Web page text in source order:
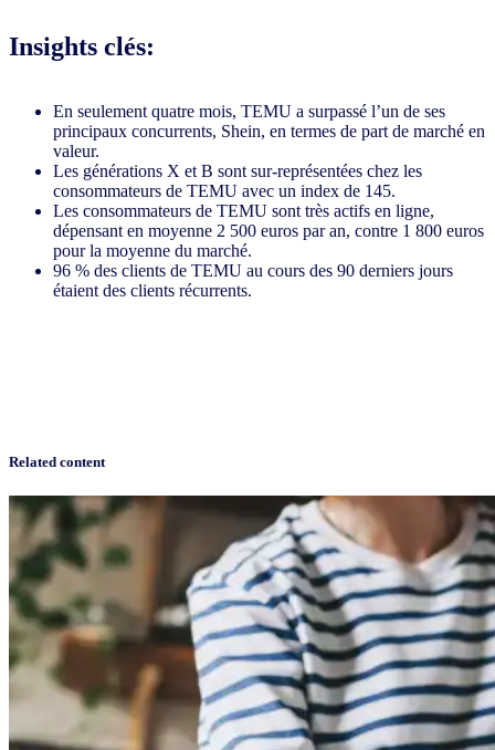
Insights clés:
En seulement quatre mois, TEMU a surpassé l’un de ses
principaux concurrents, Shein, en termes de part de marché en
valeur.
Les générations X et B sont sur-représentées chez les
consommateurs de TEMU avec un index de 145.
Les consommateurs de TEMU sont très actifs en ligne,
dépensant en moyenne 2 500 euros par an, contre 1 800 euros
pour la moyenne du marché.
96 % des clients de TEMU au cours des 90 derniers jours
étaient des clients récurrents.
Related content